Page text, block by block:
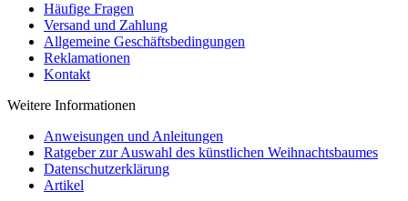
Häufige Fragen
Versand und Zahlung
Allgemeine Geschäftsbedingungen
Reklamationen
Kontakt
Weitere Informationen
Anweisungen und Anleitungen
Ratgeber zur Auswahl des künstlichen Weihnachtsbaumes
Datenschutzerklärung
Artikel